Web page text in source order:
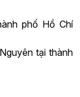
phố Hồ Chí
tại thành